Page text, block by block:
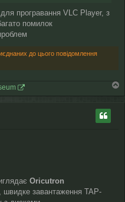
програвання VLC Player, з
помилок
до цього повідомлення
о
Oricutron
швидке завантаження TAP-